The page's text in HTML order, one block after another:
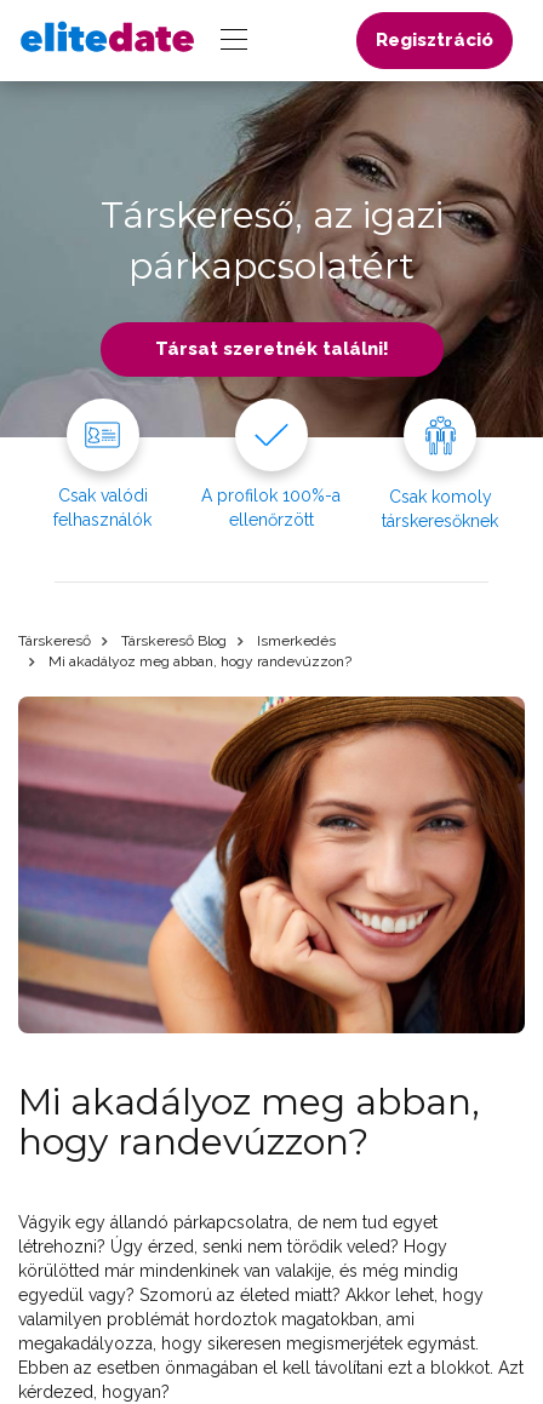
Regisztráció
Társkereső, az igazi
párkapcsolatért
Társat szeretnék találni!
Csak valódi
felhasználók
A profilok 100%-a
ellenőrzött
Csak komoly
társkeresőknek
Társkereső Társkereső Blog
Ismerkedés
Mi akadályoz meg abban, hogy randevúzzon?
Mi akadályoz meg abban,
hogy randevúzzon?
Vágyik egy állandó párkapcsolatra, de nem tud egyet
létrehozni? Úgy érzed, senki nem törődik veled? Hogy
körülötted már mindenkinek van valakije, és még mindig
egyedül vagy? Szomorú az életed miatt? Akkor lehet, hogy
valamilyen problémát hordoztok magatokban, ami
megakadályozza, hogy sikeresen megismerjétek egymást.
Ebben az esetben önmagában el kell távolítani ezt a blokkot. Azt
kérdezed, hogyan?